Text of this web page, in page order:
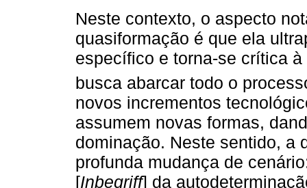
Neste contexto, o aspecto
quasiformação é que ela
específico e torna-se crítica
busca abarcar todo o
novos incrementos
assumem novas formas,
dominação. Neste sentido, a
profunda mudança de
[Inbegriff] da